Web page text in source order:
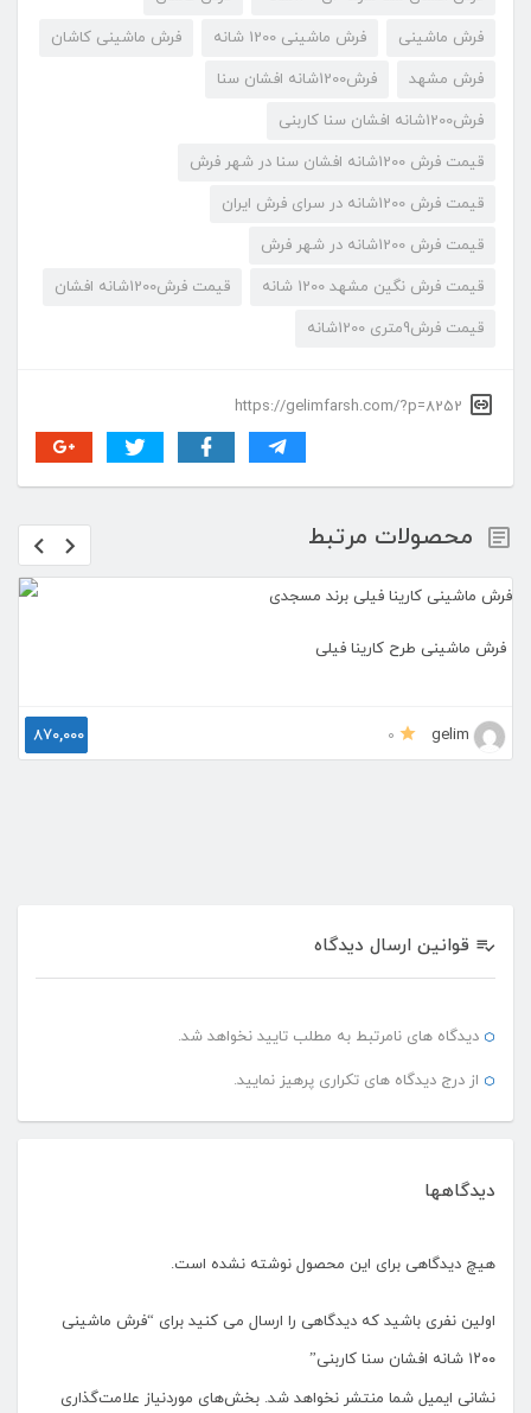
و باید یاد بگیریم.
کاربنی:
🖍 شانه فرش :
و تراکم ۳۶۰۰ می باشد.
شانه بالای این فرش باعث ریز بافتی آن شده و فرشی دستباف گونه
هرچه که شانه فرش ماشینی افزایش یابد نقشه فرش ریزتر و واضح تر
می شود و در نتیجه بسیار شبیه فرش دستباف می شود.
در واقع با دید جزیی تر زمانی که می گوییم فرش ۱۲۰۰ شانه است یعنی
در یک متر (صد سانتیمتر) رچ یا ردیف افقی فرش ۱۲۰۰ گره دارید.
پس اگر ما ۱۰ سانتی متر از ردیف افقی فرش را جدا کنیم باید ۱۲۰ گره
داشته باشیم.
🖍 تراکم فرش :
همچنین فرش ۱۲۰۰ شانه تراکمی بالای ۳۶۰۰ دارد و این باعث فشردگی
ریشه ها و افزایش استحکام فرش می شود.
۱۰۰۰ شانه ، ۱۲۰۰ شانه و ۱۵۰۰ شانه می باشد.
در ابتدای شروع بافت فرش ماشینی بدلیل کم بودن تنوع فرش ، براساس
بندی می شوند.
باشد.
🖍 جنس نخ :
فرش ماشینی
فرش ماشینی 1200 شانه
فرش ماشینی کاشان
فرش مشهد
فرش1200شانه افشان سنا
فرش1200شانه افشان سنا کاربنی
قیمت فرش 1200شانه افشان سنا در شهر فرش
قیمت فرش 1200شانه در سرای فرش ایران
قیمت فرش 1200شانه در شهر فرش
قیمت فرش نگین مشهد 1200 شانه
قیمت فرش1200شانه افشان
قیمت فرش9متری 1200شانه
https://gelimfarsh.com/?p=8252
محصولات مرتبط
فرش ماشینی طرح کارینا فیلی
gelim
0
870,000
قوانین ارسال دیدگاه
دیدگاه های نامرتبط به مطلب تایید نخواهد شد.
از درج دیدگاه های تکراری پرهیز نمایید.
دیدگاهها
هیچ دیدگاهی برای این محصول نوشته نشده است.
اولین نفری باشید که دیدگاهی را ارسال می کنید برای “فرش ماشینی
۱۲۰۰ شانه افشان سنا کاربنی”
نشانی ایمیل شما منتشر نخواهد شد. بخش‌های موردنیاز علامت‌گذاری